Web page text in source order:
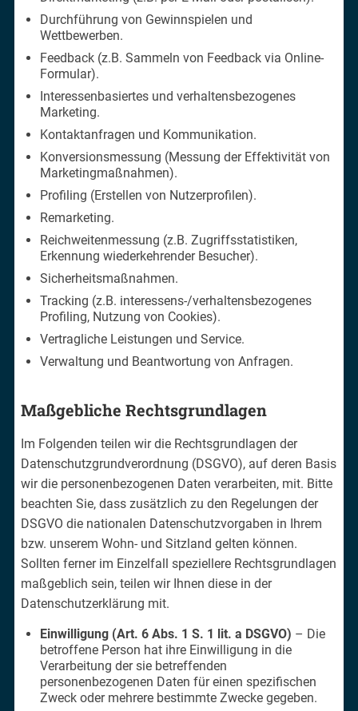
Durchführung von Gewinnspielen und
Wettbewerben.
Feedback (z.B. Sammeln von Feedback via Online-
Formular).
Interessenbasiertes und verhaltensbezogenes
Marketing.
Kontaktanfragen und Kommunikation.
Konversionsmessung (Messung der Effektivität von
Marketingmaßnahmen).
Profiling (Erstellen von Nutzerprofilen).
Remarketing.
Reichweitenmessung (z.B. Zugriffsstatistiken,
Erkennung wiederkehrender Besucher).
Sicherheitsmaßnahmen.
Tracking (z.B. interessens-/verhaltensbezogenes
Profiling, Nutzung von Cookies).
Vertragliche Leistungen und Service.
Verwaltung und Beantwortung von Anfragen.
Maßgebliche Rechtsgrundlagen
Im Folgenden teilen wir die Rechtsgrundlagen der
Datenschutzgrundverordnung (DSGVO), auf deren Basis
wir die personenbezogenen Daten verarbeiten, mit. Bitte
beachten Sie, dass zusätzlich zu den Regelungen der
DSGVO die nationalen Datenschutzvorgaben in Ihrem
bzw. unserem Wohn- und Sitzland gelten können.
Sollten ferner im Einzelfall speziellere Rechtsgrundlagen
maßgeblich sein, teilen wir Ihnen diese in der
Datenschutzerklärung mit.
Einwilligung (Art. 6 Abs. 1 S. 1 lit. a DSGVO) – Die
betroffene Person hat ihre Einwilligung in die
Verarbeitung der sie betreffenden
personenbezogenen Daten für einen spezifischen
Zweck oder mehrere bestimmte Zwecke gegeben.